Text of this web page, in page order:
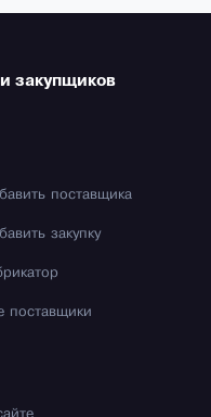
закупщиков
поставщика
закупку
поставщики